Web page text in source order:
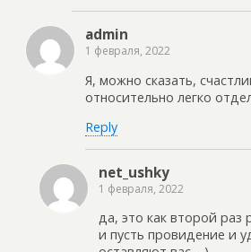
admin
1 февраля, 2022
Я, можно сказать,
относительно легко
Reply
net_ushky
1 февраля, 2022
да, это как второй раз
и пусть провидение и